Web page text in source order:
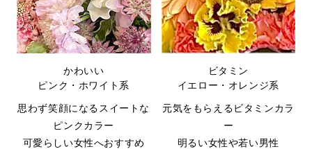
かわいい
ピンク・ホワイト系
思わず笑顔になるスイートな
ピンクカラー
可愛らしい女性へおすすめ
ビタミン
イエロー・オレンジ系
元気をもらえるビタミンカラ
ー
明るい女性や若い男性